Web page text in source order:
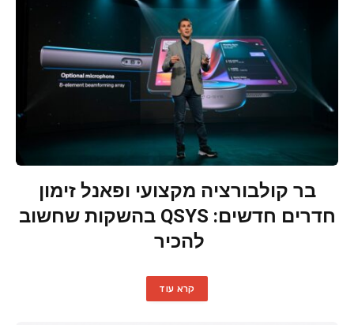
בר קולבורציה מקצועי ופאנל זימון
חדרים חדשים: QSYS בהשקות שחשוב
להכיר
קרא עוד